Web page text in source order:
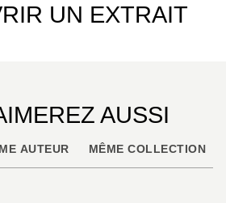
UN EXTRAIT
AUSSI
AUTEUR MÊME COLLECTION